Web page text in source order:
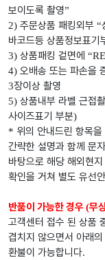
보이도록 촬영”
2) 주문상품 패킹외부 “
바코드등 상품정보표기
3) 상품패킹 겉면에
4) 오배송 또는 파손을
3장이상 촬영
5) 상품내부 라벨 근접
사이즈표기 부분)
* 위의 안내드린 항목
간략한 설명과 함께 문
바탕으로 해당 해외현
확인을 거쳐 별도 유선
반품이 가능한 경우(무
고객센터 접수 된 상품
겹치지 않으면서 아래
환불이 가능합니다.